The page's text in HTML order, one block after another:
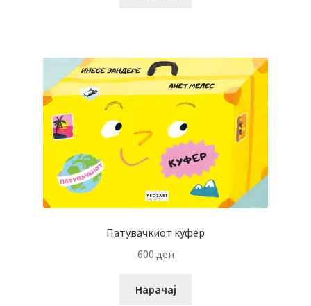
Патувачкиот куфер
600 ден
Нарачај